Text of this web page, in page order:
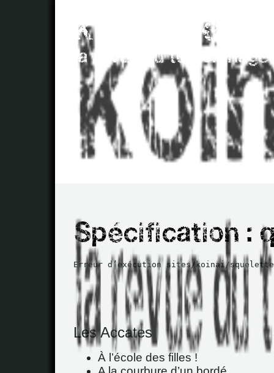
Erreur d’exécution sites/koinai/
Les Accates
À l’école des filles !